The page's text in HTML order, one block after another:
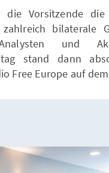
die Vorsitzende
bilaterale
und
stand dann
Free Europe auf